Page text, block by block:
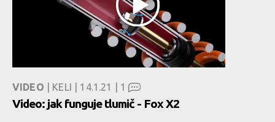
VIDEO | KELI | 14.1.21 | 1
Video: jak funguje tlumič - Fox X2